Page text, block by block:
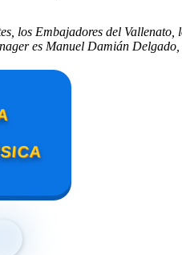
los Embajadores del Vallenato,
es Manuel Damián